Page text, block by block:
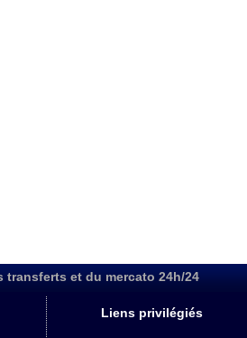
et du mercato 24h/24
Liens privilégiés